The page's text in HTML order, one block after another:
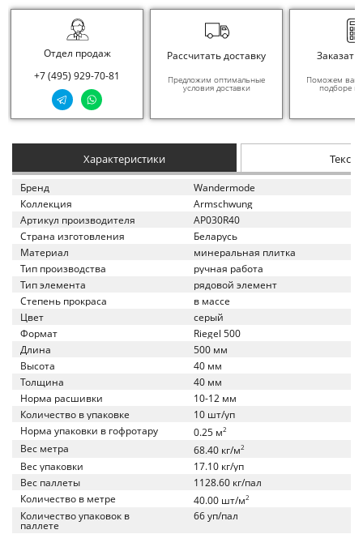
Отдел продаж
+7 (495) 929-70-81
Рассчитать доставку
Предложим оптимальные
условия доставки
Заказать
Поможем вам
подборе
Характеристики
Бренд
Wandermode
Коллекция
Armschwung
Артикул производителя
AP030R40
Страна изготовления
Беларусь
Материал
минеральная плитка
Тип производства
ручная работа
Тип элемента
рядовой элемент
Степень прокраса
в массе
Цвет
серый
Формат
Riegel 500
Длина
500 мм
Высота
40 мм
Толщина
40 мм
Норма расшивки
10-12 мм
Количество в упаковке
10 шт/уп
Норма упаковки в гофротару
0.25 м2
Вес метра 68.40 кг/м2
Вес упаковки
17.10 кг/уп
Вес паллеты
1128.60 кг/пал
Количество в метре
40.00 шт/м2
Количество упаковок в
паллете
66 уп/пал